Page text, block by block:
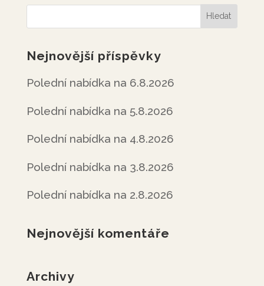
Nejnovější příspěvky
Polední nabídka na 6.8.2026
Polední nabídka na 5.8.2026
Polední nabídka na 4.8.2026
Polední nabídka na 3.8.2026
Polední nabídka na 2.8.2026
Nejnovější komentáře
Archivy